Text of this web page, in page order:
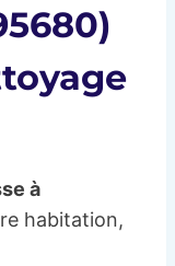
à
habitation,